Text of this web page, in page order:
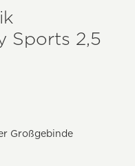
Sports 2,5
Großgebinde